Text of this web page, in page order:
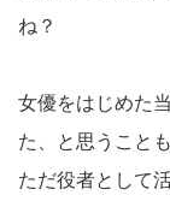
ね？
女優をはじめた
た、と思うこと
ただ役者として